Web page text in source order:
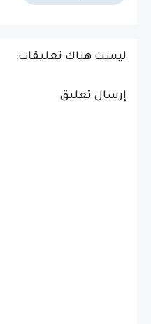
ليست هناك تعليقات:
إرسال تعليق